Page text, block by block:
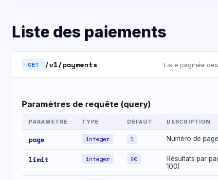
Liste des paiements
GET /v1/payments Liste paginée
Paramètres de requête (query)
PARAMÈTRE TYPE DÉFAUT DESCRIPTION
page integer 1 Numéro de page
limit integer 20
Résultats par
100)